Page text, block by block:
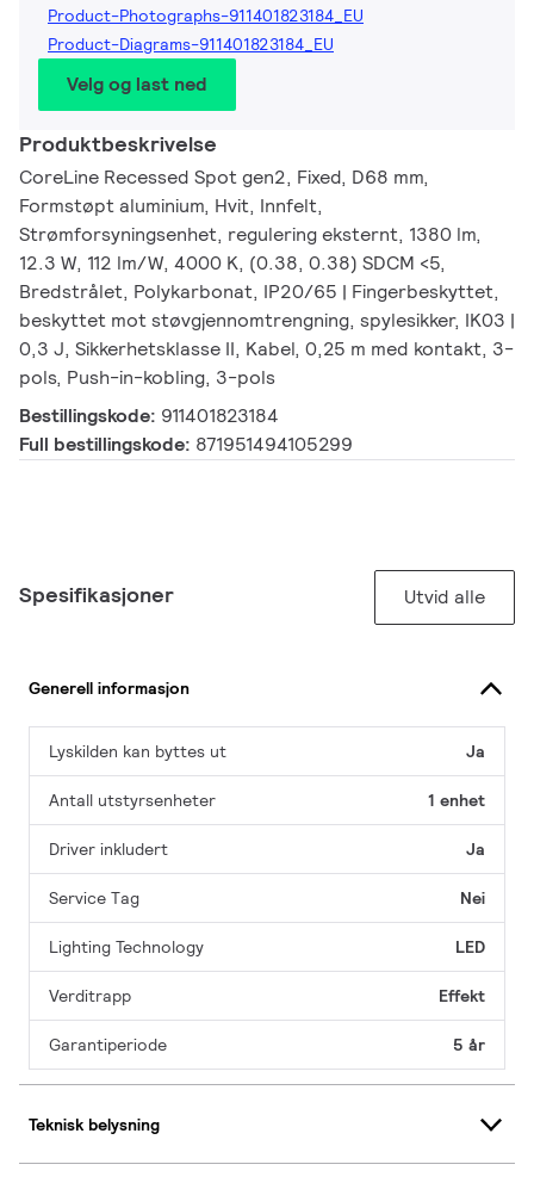
Product-Photographs-911401823184_EU
Product-Diagrams-911401823184_EU
Velg og last ned
Produktbeskrivelse
CoreLine Recessed Spot gen2, Fixed, D68 mm,
Formstøpt aluminium, Hvit, Innfelt,
Strømforsyningsenhet, regulering eksternt, 1380 lm,
12.3 W, 112 lm/W, 4000 K, (0.38, 0.38) SDCM <5,
Bredstrålet, Polykarbonat, IP20/65 | Fingerbeskyttet,
beskyttet mot støvgjennomtrengning, spylesikker, IK03 |
0,3 J, Sikkerhetsklasse II, Kabel, 0,25 m med kontakt, 3-
pols, Push-in-kobling, 3-pols
Bestillingskode: 911401823184
Full bestillingskode: 871951494105299
Spesifikasjoner Utvid alle
Generell informasjon
Lyskilden kan byttes ut Ja
Antall utstyrsenheter 1 enhet
Driver inkludert Ja
Service Tag Nei
Lighting Technology LED
Verditrapp Effekt
Garantiperiode 5 år
Teknisk belysning